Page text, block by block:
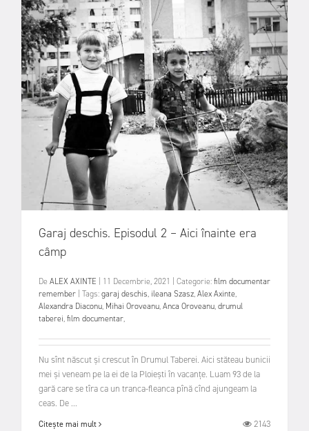
Garaj deschis. Episodul 2 – Aici înainte era
câmp
De ALEX AXINTE 11 Decembrie, 2021 Categorie:film documentar
remember Tags:garaj deschis, ileana Szasz,Alex Axinte,
Alexandra Diaconu, Mihai Oroveanu,Anca Oroveanu,drumul
taberei,film documentar,
Nu sînt născut și crescut în Drumul Taberei. Aici stăteau bunicii
mei și veneam pe la ei de la Ploiești în vacanțe. Luam 93 de la
gară care se tîra ca un tranca-fleanca pînă cînd ajungeam la
ceas. De ...
Citește mai mult 2143